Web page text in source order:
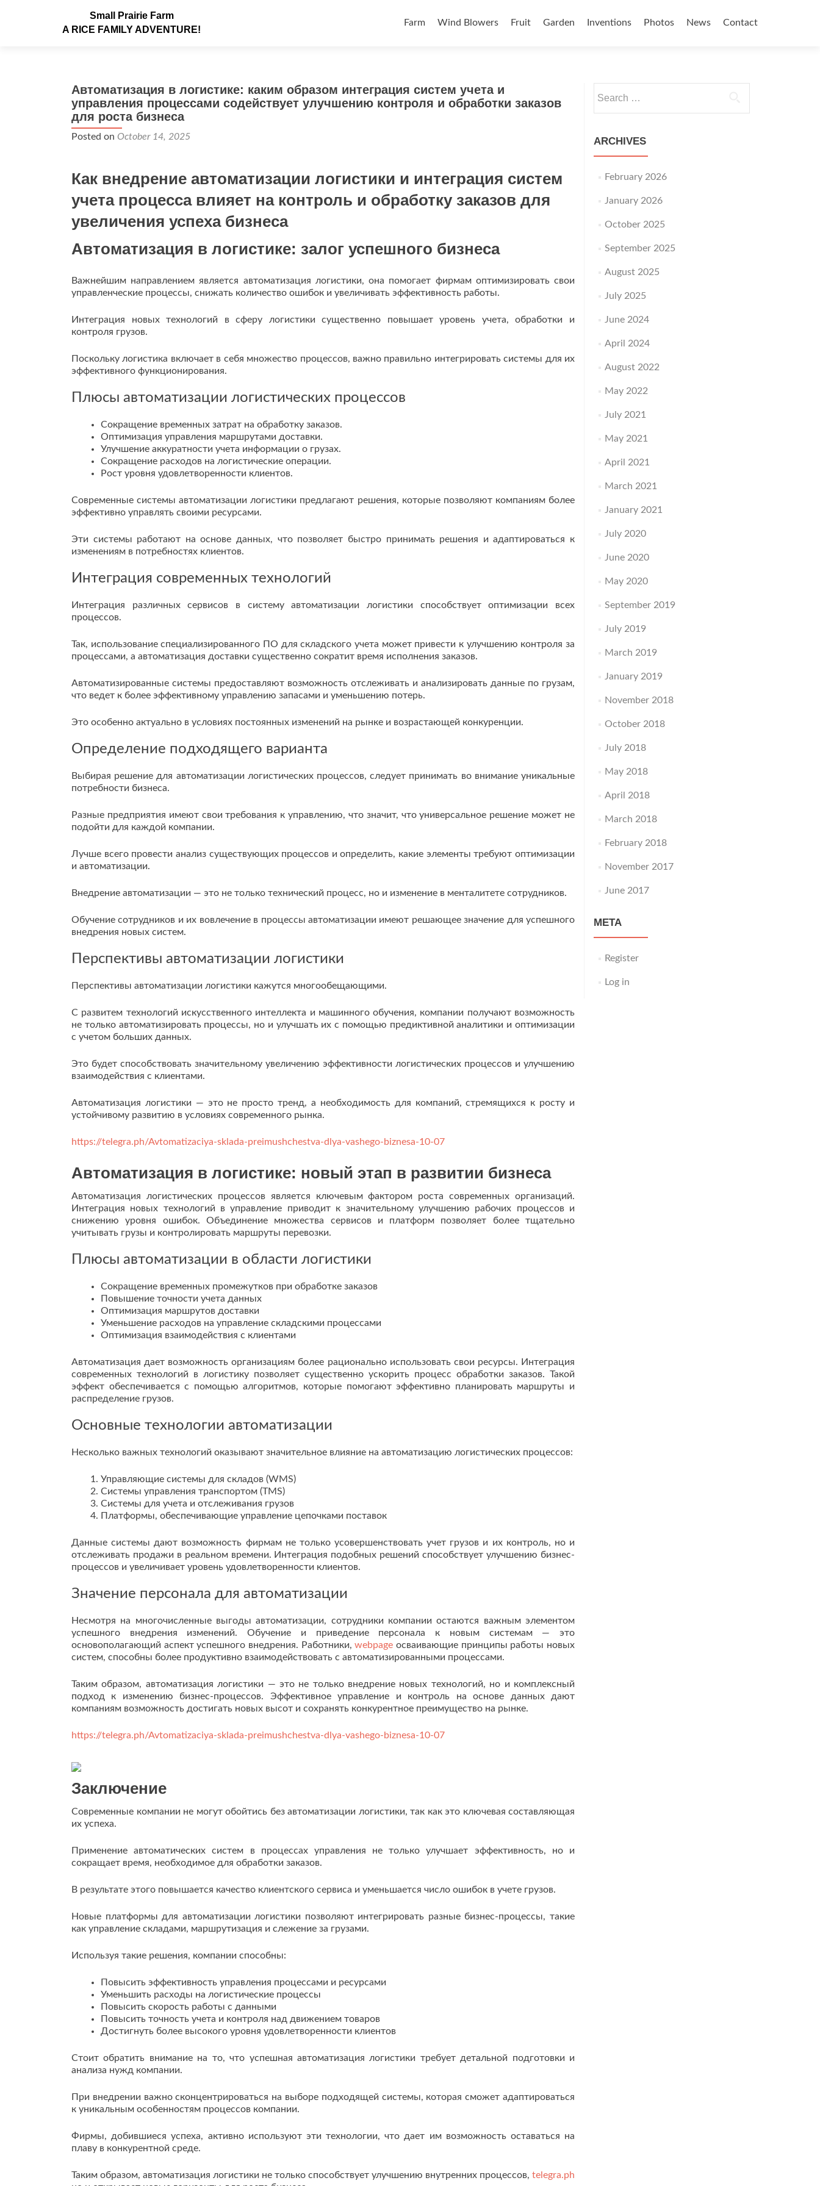
Small Prairie Farm
A RICE FAMILY ADVENTURE!
Farm
Wind Blowers Fruit Garden Inventions Photos News Contact
Автоматизация в логистике: каким образом интеграция систем учета и
управления процессами содействует улучшению контроля и обработки заказов
для роста бизнеса
Posted on October 14, 2025
Как внедрение автоматизации логистики и интеграция систем
учета процесса влияет на контроль и обработку заказов для
увеличения успеха бизнеса
Автоматизация в логистике: залог успешного бизнеса
Важнейшим направлением является автоматизация логистики, она помогает фирмам оптимизировать свои
управленческие процессы, снижать количество ошибок и увеличивать эффективность работы.
Интеграция новых технологий в сферу логистики существенно повышает уровень учета, обработки и
контроля грузов.
Поскольку логистика включает в себя множество процессов, важно правильно интегрировать системы для их
эффективного функционирования.
Плюсы автоматизации логистических процессов
Сокращение временных затрат на обработку заказов.
Оптимизация управления маршрутами доставки.
Улучшение аккуратности учета информации о грузах.
Сокращение расходов на логистические операции.
Рост уровня удовлетворенности клиентов.
Современные системы автоматизации логистики предлагают решения, которые позволяют компаниям более
эффективно управлять своими ресурсами.
Эти системы работают на основе данных, что позволяет быстро принимать решения и адаптироваться к
изменениям в потребностях клиентов.
Интеграция современных технологий
Интеграция различных сервисов в систему автоматизации логистики способствует оптимизации всех
процессов.
Так, использование специализированного ПО для складского учета может привести к улучшению контроля за
процессами, а автоматизация доставки существенно сократит время исполнения заказов.
Автоматизированные системы предоставляют возможность отслеживать и анализировать данные по грузам,
что ведет к более эффективному управлению запасами и уменьшению потерь.
Это особенно актуально в условиях постоянных изменений на рынке и возрастающей конкуренции.
Определение подходящего варианта
Выбирая решение для автоматизации логистических процессов, следует принимать во внимание уникальные
потребности бизнеса.
Разные предприятия имеют свои требования к управлению, что значит, что универсальное решение может не
подойти для каждой компании.
Лучше всего провести анализ существующих процессов и определить, какие элементы требуют оптимизации
и автоматизации.
Внедрение автоматизации — это не только технический процесс, но и изменение в менталитете сотрудников.
Обучение сотрудников и их вовлечение в процессы автоматизации имеют решающее значение для успешного
внедрения новых систем.
Перспективы автоматизации логистики
Перспективы автоматизации логистики кажутся многообещающими.
С развитем технологий искусственного интеллекта и машинного обучения, компании получают возможность
не только автоматизировать процессы, но и улучшать их с помощью предиктивной аналитики и оптимизации
с учетом больших данных.
Это будет способствовать значительному увеличению эффективности логистических процессов и улучшению
взаимодействия с клиентами.
Автоматизация логистики — это не просто тренд, а необходимость для компаний, стремящихся к росту и
устойчивому развитию в условиях современного рынка.
https://telegra.ph/Avtomatizaciya-sklada-preimushchestva-dlya-vashego-biznesa-10-07
Автоматизация в логистике: новый этап в развитии бизнеса
Автоматизация логистических процессов является ключевым фактором роста современных организаций.
Интеграция новых технологий в управление приводит к значительному улучшению рабочих процессов и
снижению уровня ошибок. Объединение множества сервисов и платформ позволяет более тщательно
учитывать грузы и контролировать маршруты перевозки.
Плюсы автоматизации в области логистики
Сокращение временных промежутков при обработке заказов
Повышение точности учета данных
Оптимизация маршрутов доставки
Уменьшение расходов на управление складскими процессами
Оптимизация взаимодействия с клиентами
Автоматизация дает возможность организациям более рационально использовать свои ресурсы. Интеграция
современных технологий в логистику позволяет существенно ускорить процесс обработки заказов. Такой
эффект обеспечивается с помощью алгоритмов, которые помогают эффективно планировать маршруты и
распределение грузов.
Основные технологии автоматизации
Несколько важных технологий оказывают значительное влияние на автоматизацию логистических процессов:
Управляющие системы для складов (WMS)
Системы управления транспортом (TMS)
Системы для учета и отслеживания грузов
Платформы, обеспечивающие управление цепочками поставок
Данные системы дают возможность фирмам не только усовершенствовать учет грузов и их контроль, но и
отслеживать продажи в реальном времени. Интеграция подобных решений способствует улучшению бизнес-
процессов и увеличивает уровень удовлетворенности клиентов.
Значение персонала для автоматизации
Несмотря на многочисленные выгоды автоматизации, сотрудники компании остаются важным элементом
успешного внедрения изменений. Обучение и приведение персонала к новым системам — это
основополагающий аспект успешного внедрения. Работники,webpage осваивающие принципы работы новых
систем, способны более продуктивно взаимодействовать с автоматизированными процессами.
Таким образом, автоматизация логистики — это не только внедрение новых технологий, но и комплексный
подход к изменению бизнес-процессов. Эффективное управление и контроль на основе данных дают
компаниям возможность достигать новых высот и сохранять конкурентное преимущество на рынке.
https://telegra.ph/Avtomatizaciya-sklada-preimushchestva-dlya-vashego-biznesa-10-07
Заключение
Современные компании не могут обойтись без автоматизации логистики, так как это ключевая составляющая
их успеха.
Применение автоматических систем в процессах управления не только улучшает эффективность, но и
сокращает время, необходимое для обработки заказов.
В результате этого повышается качество клиентского сервиса и уменьшается число ошибок в учете грузов.
Новые платформы для автоматизации логистики позволяют интегрировать разные бизнес-процессы, такие
как управление складами, маршрутизация и слежение за грузами.
Используя такие решения, компании способны:
Повысить эффективность управления процессами и ресурсами
Уменьшить расходы на логистические процессы
Повысить скорость работы с данными
Повысить точность учета и контроля над движением товаров
Достигнуть более высокого уровня удовлетворенности клиентов
Стоит обратить внимание на то, что успешная автоматизация логистики требует детальной подготовки и
анализа нужд компании.
При внедрении важно сконцентрироваться на выборе подходящей системы, которая сможет адаптироваться
к уникальным особенностям процессов компании.
Фирмы, добившиеся успеха, активно используют эти технологии, что дает им возможность оставаться на
плаву в конкурентной среде.
Таким образом, автоматизация логистики не только способствует улучшению внутренних процессов, telegra.ph
ARCHIVES
February 2026
January 2026
October 2025
September 2025
August 2025
July 2025
June 2024
April 2024
August 2022
May 2022
July 2021
May 2021
April 2021
March 2021
January 2021
July 2020
June 2020
May 2020
September 2019
July 2019
March 2019
January 2019
November 2018
October 2018
July 2018
May 2018
April 2018
March 2018
February 2018
November 2017
June 2017
META
Register
Log in